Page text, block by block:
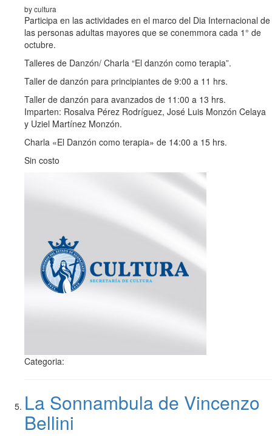
by cultura
Participa en las actividades en el marco del Dia Internacional de
las personas adultas mayores que se conemmora cada 1° de
octubre.
Talleres de Danzón/ Charla “El danzón como terapia”.
Taller de danzón para principiantes de 9:00 a 11 hrs.
Taller de danzón para avanzados de 11:00 a 13 hrs.
Imparten: Rosalva Pérez Rodríguez, José Luis Monzón Celaya
y Uziel Martínez Monzón.
Charla «El Danzón como terapia» de 14:00 a 15 hrs.
Sin costo
Categoria:
La Sonnambula de Vincenzo
Bellini